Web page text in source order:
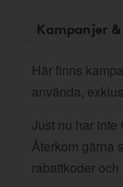
Kampanjer
Här finns
använda,
Just nu har inte
Återkom gärna
rabattkoder